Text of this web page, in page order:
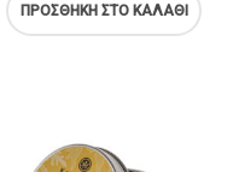
ΠΡΟΣΘΉΚΗ ΣΤΟ ΚΑΛΆΘΙ